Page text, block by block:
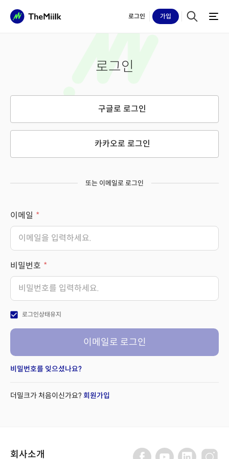
로그인 가입
로그인
구글로 로그인
카카오로 로그인
또는 이메일로 로그인
이메일
비밀번호
check_box 로그인상태유지
이메일로 로그인
비밀번호를 잊으셨나요?
더밀크가 처음이신가요? 회원가입
회사소개